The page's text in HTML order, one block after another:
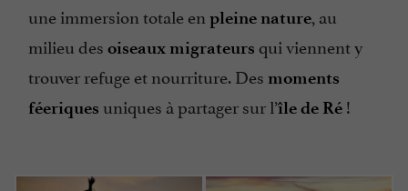
une immersion totale en pleine nature, au
milieu des oiseaux migrateurs qui viennent y
trouver refuge et nourriture. Des moments
féeriques uniques à partager sur l’île de Ré !